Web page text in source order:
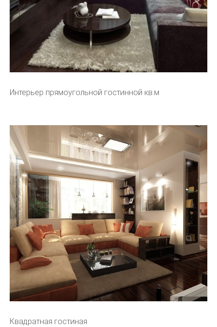
Интерьер прямоугольной гостинной кв.м
Квадратная гостиная